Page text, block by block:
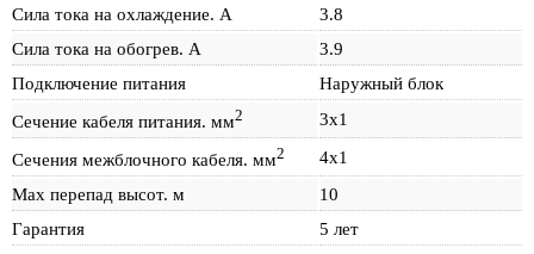
Сила тока на охлаждение. А
3.8
Сила тока на обогрев. А
3.9
Подключение питания
Наружный блок
Сечение кабеля питания. мм2 3х1
Сечения межблочного кабеля. мм2
4х1
Max перепад высот. м
10
Гарантия
5 лет